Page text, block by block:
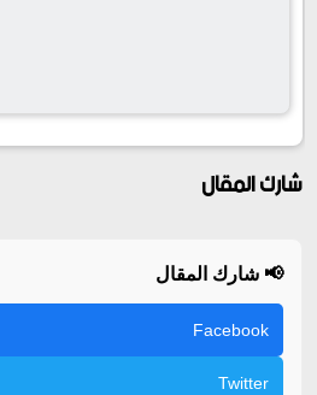
شارك المقال
📢 شارك المقال
Facebook
Twitter